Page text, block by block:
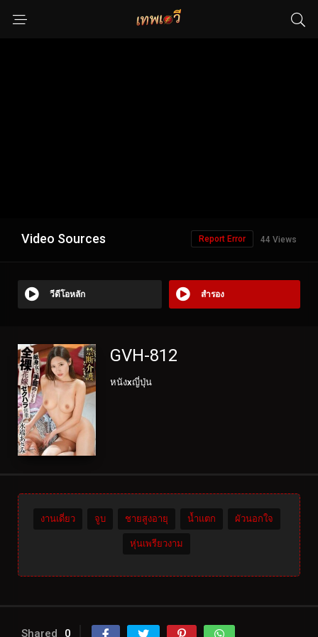
Video Sources 44 Views
Report Error
วีดีโอหลัก สำรอง
GVH-812
หนังxญี่ปุ่น
งานเดี่ยว จูบ ชายสูงอายุ น้ำแตก ผัวนอกใจ
หุ่นเพรียวงาม
Shared 0